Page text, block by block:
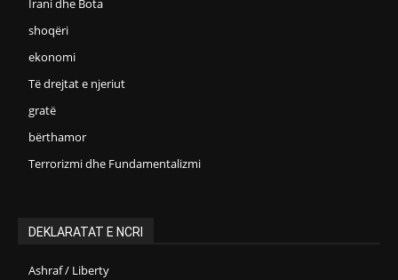
Irani dhe Bota
shoqëri
ekonomi
Të drejtat e njeriut
gratë
bërthamor
Terrorizmi dhe Fundamentalizmi
DEKLARATAT E NCRI
Ashraf / Liberty